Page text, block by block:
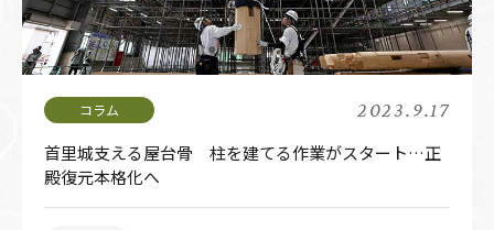
2023.9.17
首里城支える屋台骨 柱を建てる作業がスタート…正
殿復元本格化へ